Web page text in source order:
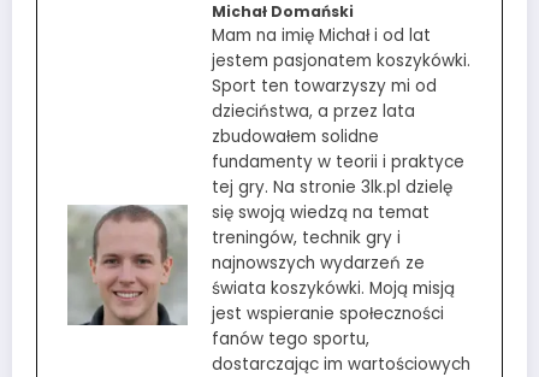
Michał Domański
Mam na imię Michał i od lat
jestem pasjonatem koszykówki.
Sport ten towarzyszy mi od
dzieciństwa, a przez lata
zbudowałem solidne
fundamenty w teorii i praktyce
tej gry. Na stronie 3lk.pl dzielę
się swoją wiedzą na temat
treningów, technik gry i
najnowszych wydarzeń ze
świata koszykówki. Moją misją
jest wspieranie społeczności
fanów tego sportu,
dostarczając im wartościowych